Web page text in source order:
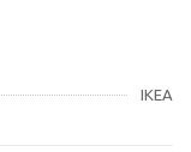
IKEA